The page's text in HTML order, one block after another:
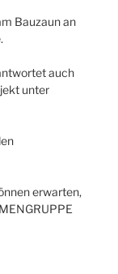
Bauzaun an
auch
unter
erwarten,